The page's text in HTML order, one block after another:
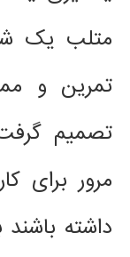
متلب یک
تمرین و
تصمیم
مرور برای
داشته